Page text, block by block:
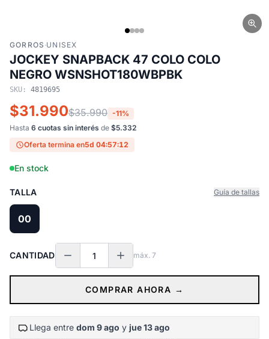
GORROS ·UNISEX
JOCKEY SNAPBACK 47 COLO COLO
NEGRO WSNSHOT180WBPBK
SKU: 4819695
$31.990$35.990 -11%
Hasta 6 cuotas sin interés de $5.332
Oferta termina en5d 04:57:12
En stock
TALLA Guía de tallas
00
CANTIDAD máx. 7
COMPRAR AHORA →
Llega entre dom 9 ago y jue 13 ago